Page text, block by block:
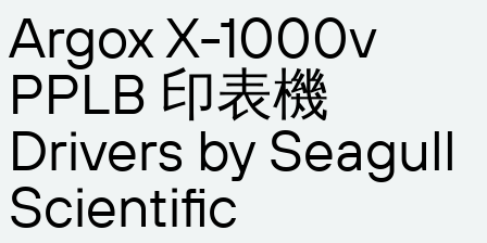
標籤功能
建立
管理
製造業
倉儲
零售
運輸與物流
下載印表機驅動程式
支援方案
合作夥伴
成為合作夥伴
擴大企業規模。為客戶提供更多服務。與 BarTender
成為合作夥伴。
支援
支援中心
歡迎免費試用 聯絡銷售人員
Argox X-1000v
PPLB 印表機
Drivers by Seagull
Scientific